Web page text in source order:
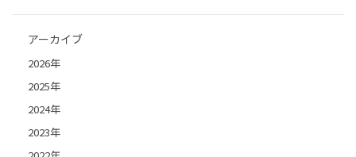
アーカイブ
2026年
2025年
2024年
2023年